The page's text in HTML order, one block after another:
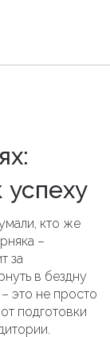
успеху
кто же
–
за
в бездну
это не просто
подготовки